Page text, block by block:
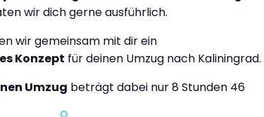
wir dich gerne ausführlich.
wir gemeinsam mit dir ein
Konzept für deinen Umzug nach Kaliningrad.
Umzug beträgt dabei nur 8 Stunden 46